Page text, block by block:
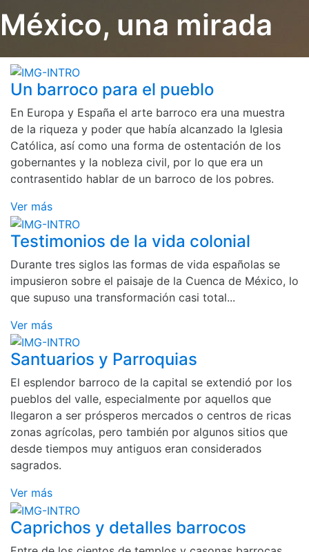
México, una mirada
Un barroco para el pueblo
En Europa y España el arte barroco era una muestra
de la riqueza y poder que había alcanzado la Iglesia
Católica, así como una forma de ostentación de los
gobernantes y la nobleza civil, por lo que era un
contrasentido hablar de un barroco de los pobres.
Ver más
Testimonios de la vida colonial
Durante tres siglos las formas de vida españolas se
impusieron sobre el paisaje de la Cuenca de México, lo
que supuso una transformación casi total...
Ver más
Santuarios y Parroquias
El esplendor barroco de la capital se extendió por los
pueblos del valle, especialmente por aquellos que
llegaron a ser prósperos mercados o centros de ricas
zonas agrícolas, pero también por algunos sitios que
desde tiempos muy antiguos eran considerados
sagrados.
Ver más
Caprichos y detalles barrocos